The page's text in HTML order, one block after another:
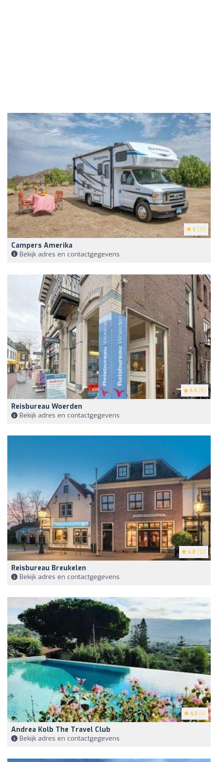
5 (13)
Campers Amerika
Bekijk adres en contactgegevens
4.5 (8)
Reisbureau Woerden
Bekijk adres en contactgegevens
4.8 (12)
Reisbureau Breukelen
Bekijk adres en contactgegevens
4.5 (4)
Andrea Kolb The Travel Club
Bekijk adres en contactgegevens